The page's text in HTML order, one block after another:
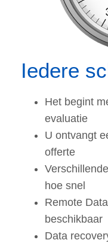
Iedere
Het begint
evaluatie
U ontvangt
offerte
hoe snel
Remote
beschikbaar
Data